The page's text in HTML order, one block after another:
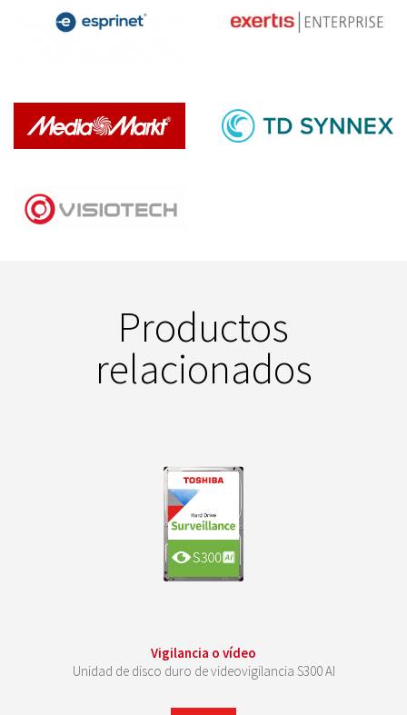
Productos
relacionados
Vigilancia o vídeo
Unidad de disco duro de videovigilancia S300 AI